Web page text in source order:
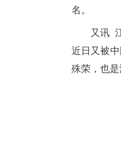
名。
又讯 江
近日又被
殊荣，也